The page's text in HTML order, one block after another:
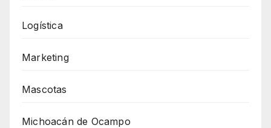
Logística
Marketing
Mascotas
Michoacán de Ocampo